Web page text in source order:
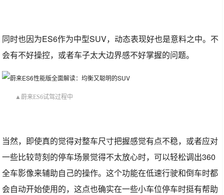
同时也因为ES6作为中型SUV，动态表现好也是意料之中。不
会有不好操控，或者车子太大边界感不好掌握的问题。
▲蔚来ES6试驾过程中
当然，即使真的觉得对整车尺寸把握感觉有点不稳，或者应对
一些比较苛刻的停车场景觉得不太放心时，可以轻松调出360
全车影像来辅助自己的操作。这个功能在低速行驶和倒车时都
会自动开始使用的，这点也确实在一些小车位停车时挺有帮助